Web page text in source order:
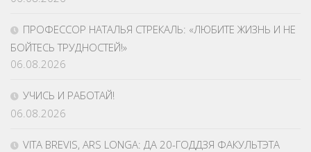
ПРОФЕССОР НАТАЛЬЯ СТРЕКАЛЬ: «ЛЮБИТЕ ЖИЗНЬ И НЕ
БОЙТЕСЬ ТРУДНОСТЕЙ!»
06.08.2026
УЧИСЬ И РАБОТАЙ!
06.08.2026
VITA BREVIS, ARS LONGA: ДА 20-ГОДДЗЯ ФАКУЛЬТЭТА